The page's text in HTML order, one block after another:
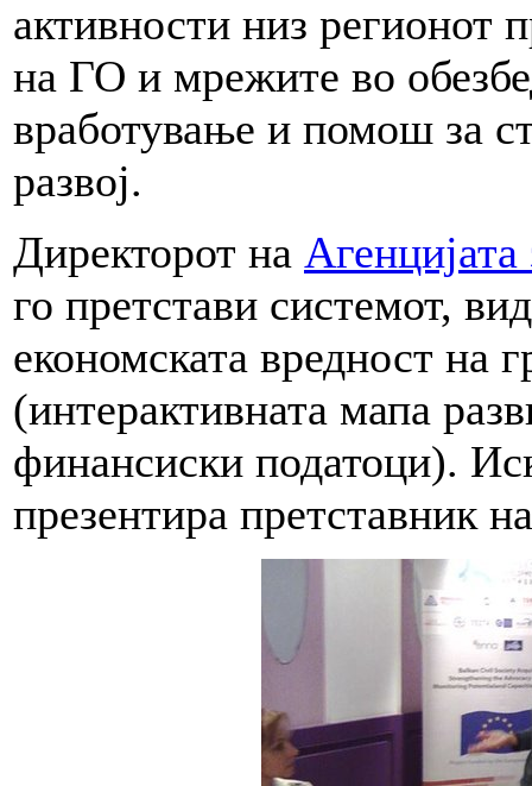
активности низ регионот
на ГО и мрежите во
вработување и помош за
развој.
Директорот на
го претстави системот,
економската вредност на
(интерактивната мапа
финансиски податоци).
презентира претставник